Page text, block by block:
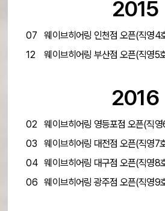
2015
07
웨이브히어링 인천점 오픈(직영4
12
웨이브히어링 부산점 오픈(직영5
2016
02
웨이브히어링 영등포점 오픈(직
03
웨이브히어링 대전점 오픈(직영7
04
웨이브히어링 대구점 오픈(직영8
06
웨이브히어링 광주점 오픈(직영9